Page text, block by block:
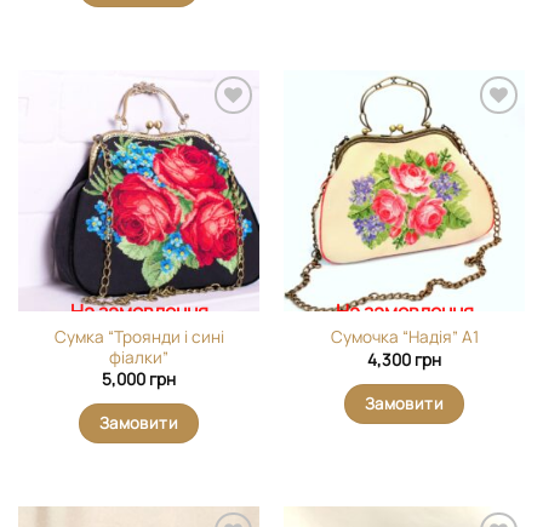
Додати
виріб у
вибране
На замовлення
Сумка “Троянди і сині
фіалки”
5,000 грн
Замовити
виріб у
вибране
На замовлення
Сумочка “Надія” А1
4,300 грн
Замовити